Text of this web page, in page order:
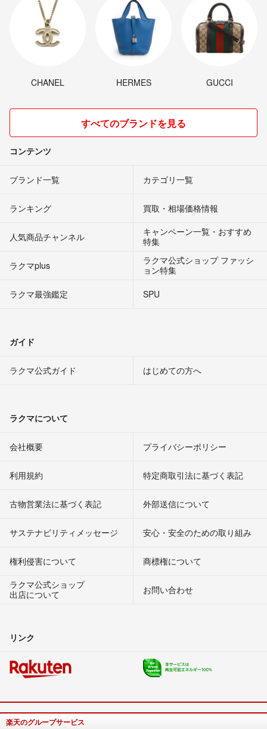
CHANEL HERMES GUCCI
すべてのブランドを見る
コンテンツ
ブランド一覧 カテゴリ一覧
ランキング 買取・相場価格情報
人気商品チャンネル
キャンペーン一覧・おすすめ
特集
ラクマplus
ラクマ公式ショップ ファッシ
ョン特集
ラクマ最強鑑定
SPU
ガイド
ラクマ公式ガイド はじめての方へ
ラクマについて
会社概要 プライバシーポリシー
利用規約 特定商取引法に基づく表記
古物営業法に基づく表記 外部送信について
サステナビリティメッセージ 安心・安全のための取り組み
権利侵害について
商標権について
ラクマ公式ショップ
出店について
お問い合わせ
リンク
楽天のグループサービス